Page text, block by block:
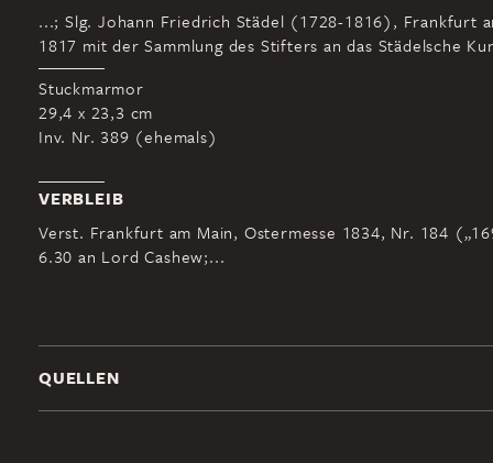
...; Slg. Johann Friedrich Städel (1728-1816), Frankfurt
1817 mit der Sammlung des Stifters an das Städelsche
Stuckmarmor
29,4 x 23,3 cm
Inv. Nr. 389 (ehemals)
VERBLEIB
Verst. Frankfurt am Main, Ostermesse 1834, Nr. 184
6.30 an Lord Cashew;...
QUELLEN